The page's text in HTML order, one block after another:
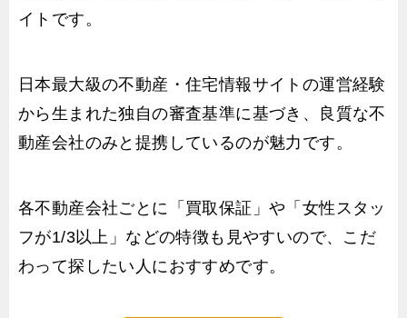
イトです。
日本最大級の不動産・住宅情報サイトの運営経験
から生まれた独自の審査基準に基づき、良質な不
動産会社のみと提携しているのが魅力です。
各不動産会社ごとに「買取保証」や「女性スタッ
フが1/3以上」などの特徴も見やすいので、こだ
わって探したい人におすすめです。